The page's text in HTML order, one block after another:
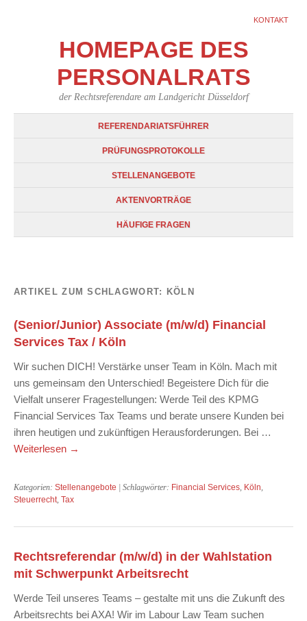
KONTAKT
HOMEPAGE DES
PERSONALRATS
der Rechtsreferendare am Landgericht Düsseldorf
REFERENDARIATSFÜHRER
PRÜFUNGSPROTOKOLLE
STELLENANGEBOTE
AKTENVORTRÄGE
HÄUFIGE FRAGEN
ARTIKEL ZUM SCHLAGWORT: KÖLN
(Senior/Junior) Associate (m/w/d) Financial
Services Tax / Köln
Wir suchen DICH! Verstärke unser Team in Köln. Mach mit
uns gemeinsam den Unterschied! Begeistere Dich für die
Vielfalt unserer Fragestellungen: Werde Teil des KPMG
Financial Services Tax Teams und berate unsere Kunden bei
ihren heutigen und zukünftigen Herausforderungen. Bei …
Weiterlesen →
Kategorien: Stellenangebote | Schlagwörter: Financial Services, Köln,
Steuerrecht, Tax
Rechtsreferendar (m/w/d) in der Wahlstation
mit Schwerpunkt Arbeitsrecht
Werde Teil unseres Teams – gestalte mit uns die Zukunft des
Arbeitsrechts bei AXA! Wir im Labour Law Team suchen